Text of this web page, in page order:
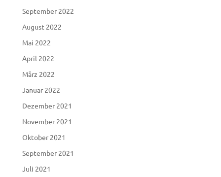
September 2022
August 2022
Mai 2022
April 2022
März 2022
Januar 2022
Dezember 2021
November 2021
Oktober 2021
September 2021
Juli 2021